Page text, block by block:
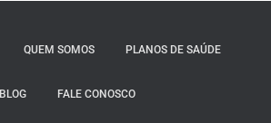
QUEM SOMOS PLANOS DE SAÚDE
BLOG FALE CONOSCO